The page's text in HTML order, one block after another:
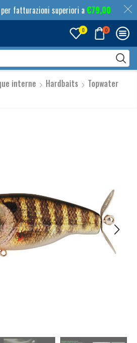
fatturazioni superiori a €79,00
0 0
input
interne Hardbaits Topwater